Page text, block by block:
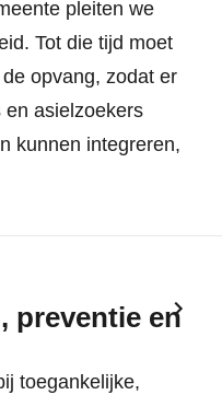
pleiten we
Tot die tijd moet
opvang, zodat er
asielzoekers
kunnen integreren,
preventie en
toegankelijke,